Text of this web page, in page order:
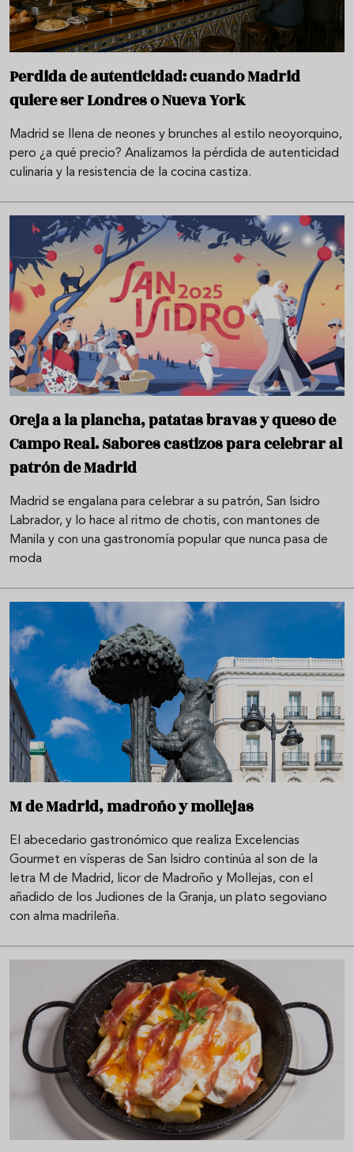
Perdida de autenticidad: cuando Madrid
quiere ser Londres o Nueva York
Madrid se llena de neones y brunches al estilo neoyorquino,
pero ¿a qué precio? Analizamos la pérdida de autenticidad
culinaria y la resistencia de la cocina castiza.
Oreja a la plancha, patatas bravas y queso de
Campo Real. Sabores castizos para celebrar al
patrón de Madrid
Madrid se engalana para celebrar a su patrón, San Isidro
Labrador, y lo hace al ritmo de chotis, con mantones de
Manila y con una gastronomía popular que nunca pasa de
moda
M de Madrid, madroño y mollejas
El abecedario gastronómico que realiza Excelencias
Gourmet en vísperas de San Isidro continúa al son de la
letra M de Madrid, licor de Madroño y Mollejas, con el
añadido de los Judiones de la Granja, un plato segoviano
con alma madrileña.